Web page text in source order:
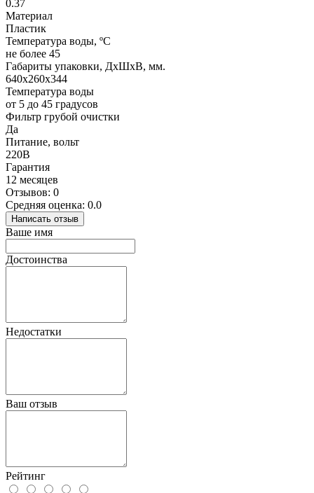
0.37
Материал
Пластик
Температура воды, ºС
не более 45
Габариты упаковки, ДхШхВ, мм.
640х260х344
Температура воды
от 5 до 45 градусов
Фильтр грубой очистки
Да
Питание, вольт
220В
Гарантия
12 месяцев
Отзывов: 0
Средняя оценка: 0.0
Написать отзыв
Ваше имя
Достоинства
Недостатки
Ваш отзыв
Рейтинг